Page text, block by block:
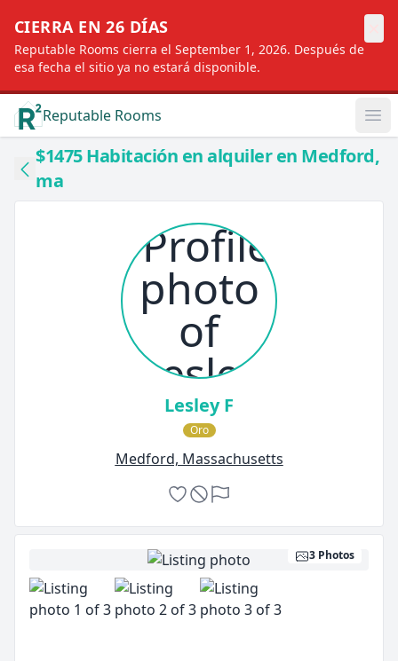
CIERRA EN 26 DÍAS
Reputable Rooms cierra el September 1, 2026. Después de
esa fecha el sitio ya no estará disponible.
Reputable Rooms
$1475 Habitación en alquiler en Medford,
ma
Lesley F
Oro
Medford, Massachusetts
3 Photos